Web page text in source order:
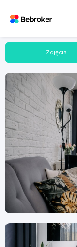
Zdjęcia